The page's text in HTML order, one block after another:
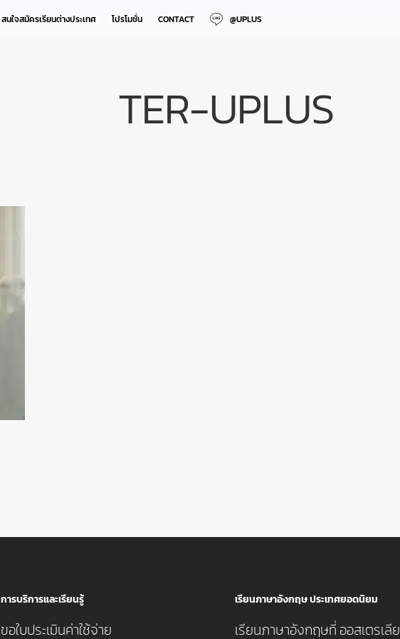
สนใจสมัครเรียนต่างประเทศ โปรโมชั่น CONTACT @UPLUS
TER-UPLUS
การบริการและเรียนรู้
ขอใบประเมินค่าใช้จ่าย
เรียนภาษาอังกฤษ ประเทศยอดนิยม
เรียนภาษาอังกฤษที่ ออสเตรเลีย